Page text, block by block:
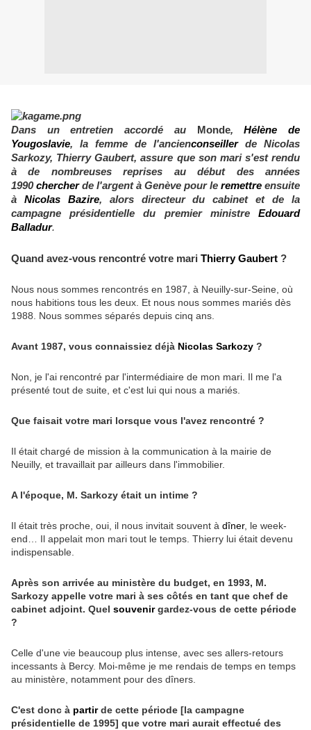
Dans un entretien accordé au Monde,Hélène de
Yougoslavie, la femme de l'ancienconseillerde Nicolas
Sarkozy, Thierry Gaubert, assure que son mari s'est rendu
à de nombreuses reprises au début des années
1990chercherde l'argent à Genève pour le remettre ensuite
à Nicolas Bazire, alors directeur du cabinet et de la
campagne présidentielle du premier ministre Edouard
Balladur.
Quand avez-vous rencontré votre mari Thierry Gaubert ?
Nous nous sommes rencontrés en 1987, à Neuilly-sur-Seine, où
nous habitions tous les deux. Et nous nous sommes mariés dès
1988. Nous sommes séparés depuis cinq ans.
Avant 1987, vous connaissiez déjà Nicolas Sarkozy ?
Non, je l'ai rencontré par l'intermédiaire de mon mari. Il me l'a
présenté tout de suite, et c'est lui qui nous a mariés.
Que faisait votre mari lorsque vous l'avez rencontré ?
Il était chargé de mission à la communication à la mairie de
Neuilly, et travaillait par ailleurs dans l'immobilier.
A l'époque, M. Sarkozy était un intime ?
Il était très proche, oui, il nous invitait souvent à dîner, le week-
end… Il appelait mon mari tout le temps. Thierry lui était devenu
indispensable.
Après son arrivée au ministère du budget, en 1993, M.
Sarkozy appelle votre mari à ses côtés en tant que chef de
cabinet adjoint. Quel souvenirgardez-vous de cette période
?
Celle d'une vie beaucoup plus intense, avec ses allers-retours
incessants à Bercy. Moi-même je me rendais de temps en temps
au ministère, notamment pour des dîners.
C'est donc à partirde cette période [la campagne
présidentielle de 1995] que votre mari aurait effectué des